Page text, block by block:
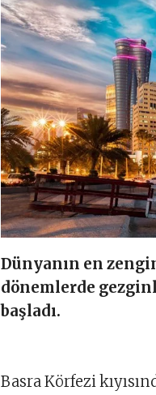
Dünyanın en
dönemlerde
başladı.
Basra Körfezi